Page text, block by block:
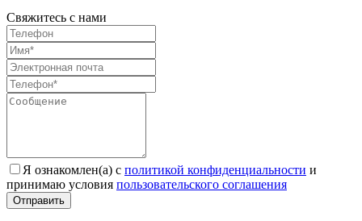
Свяжитесь с нами
Я ознакомлен(а) с политикой конфиденциальности и
принимаю условия пользовательского соглашения
Отправить